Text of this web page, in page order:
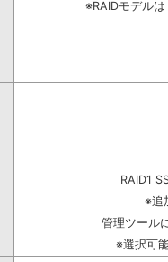
※RAIDモデル
RAID1
※追
管理ツール
※選択可